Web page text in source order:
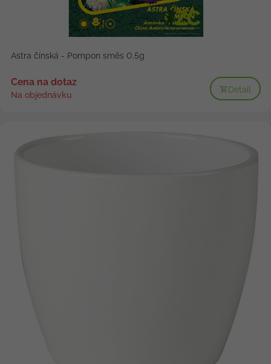
Astra čínská - Pompon směs 0,5g
Cena na dotaz
Na objednávku
Detail